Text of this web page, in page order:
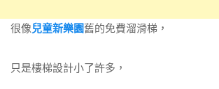
很像兒童新樂園舊的免費溜滑梯，
只是樓梯設計小了許多，